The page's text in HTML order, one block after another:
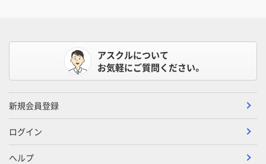
アスクルについて
お気軽にご質問ください。
新規会員登録
ログイン
ヘルプ